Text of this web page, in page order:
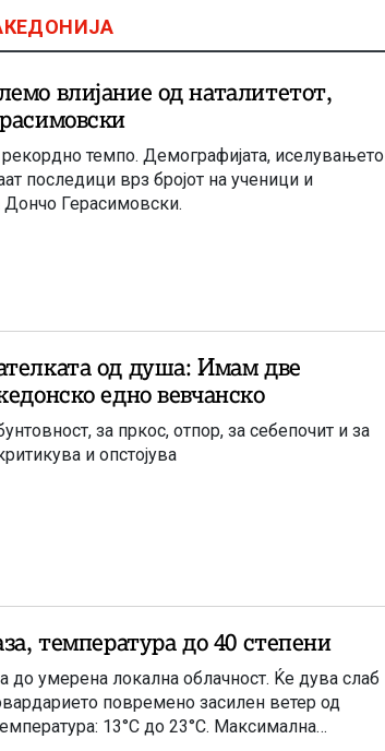
влијание од наталитетот,
темпо. Демографијата, иселувањето
последици врз бројот на ученици и
Дончо Герасимовски.
од душа: Имам две
едно вевчанско
за пркос, отпор, за себепочит и за
и опстојува
температура до 40 степени
до умерена локална облачност. Ќе дува слаб
повремено засилен ветер од
13°C до 23°C. Максимална